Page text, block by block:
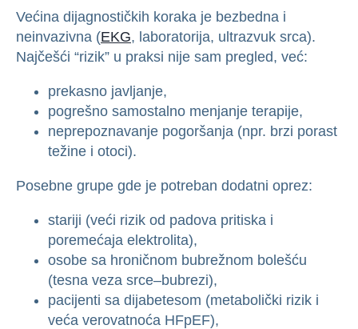
Većina dijagnostičkih koraka je bezbedna i
neinvazivna (EKG, laboratorija, ultrazvuk srca).
Najčešći “rizik” u praksi nije sam pregled, već:
prekasno javljanje,
pogrešno samostalno menjanje terapije,
neprepoznavanje pogoršanja (npr. brzi porast
težine i otoci).
Posebne grupe gde je potreban dodatni oprez:
stariji (veći rizik od padova pritiska i
poremećaja elektrolita),
osobe sa hroničnom bubrežnom bolešću
(tesna veza srce–bubrezi),
pacijenti sa dijabetesom (metabolički rizik i
veća verovatnoća HFpEF),